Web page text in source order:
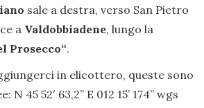
sale a destra, verso San Pietro
a Valdobbiadene, lungo la
Prosecco“.
in elicottero, queste sono
45 52′ 63,2” E 012 15’ 174’’ wgs